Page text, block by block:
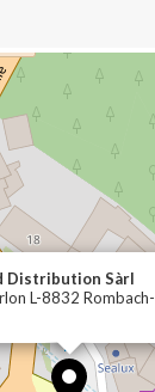
Distribution Sàrl
L-8832 Rombach-